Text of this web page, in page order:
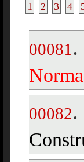
1 2 3 4
00081 .
00082.